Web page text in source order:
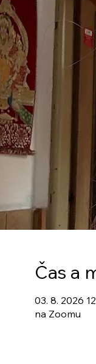
Čas a
03. 8. 2026
na Zoomu